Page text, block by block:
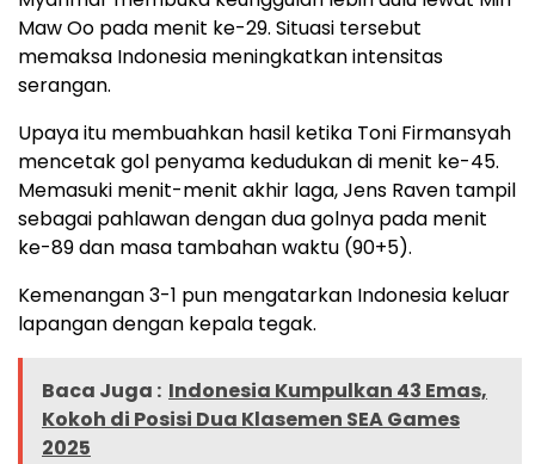
Maw Oo pada menit ke-29. Situasi tersebut
memaksa Indonesia meningkatkan intensitas
serangan.
Upaya itu membuahkan hasil ketika Toni Firmansyah
mencetak gol penyama kedudukan di menit ke-45.
Memasuki menit-menit akhir laga, Jens Raven tampil
sebagai pahlawan dengan dua golnya pada menit
ke-89 dan masa tambahan waktu (90+5).
Kemenangan 3-1 pun mengatarkan Indonesia keluar
lapangan dengan kepala tegak.
Baca Juga : Indonesia Kumpulkan 43 Emas,
Kokoh di Posisi Dua Klasemen SEA Games
2025